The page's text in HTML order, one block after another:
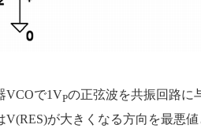
VCOで1VPの正弦波を共振回路に
V(RES)が大きくなる方向を最悪